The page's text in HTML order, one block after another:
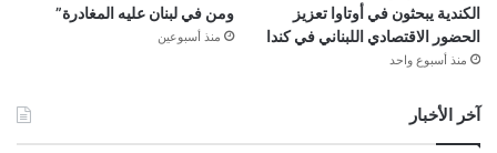
الكندية يبحثون في أوتاوا تعزيز
الحضور الاقتصادي اللبناني في كندا
منذ أسبوع واحد
ومن في لبنان عليه المغادرة”
منذ أسبوعين
آخر الأخبار